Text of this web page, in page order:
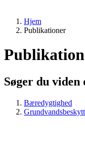
Hjem
Publikationer
Søger du viden
Bæredygtighed